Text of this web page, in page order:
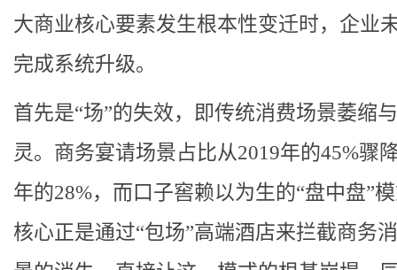
大商业核心要素发生根本性变迁时，企业
完成系统升级。
首先是“场”的失效，即传统消费场景萎缩
灵。商务宴请场景占比从2019年的45%骤
年的28%，而口子窖赖以为生的“盘中盘”
核心正是通过“包场”高端酒店来拦截商务